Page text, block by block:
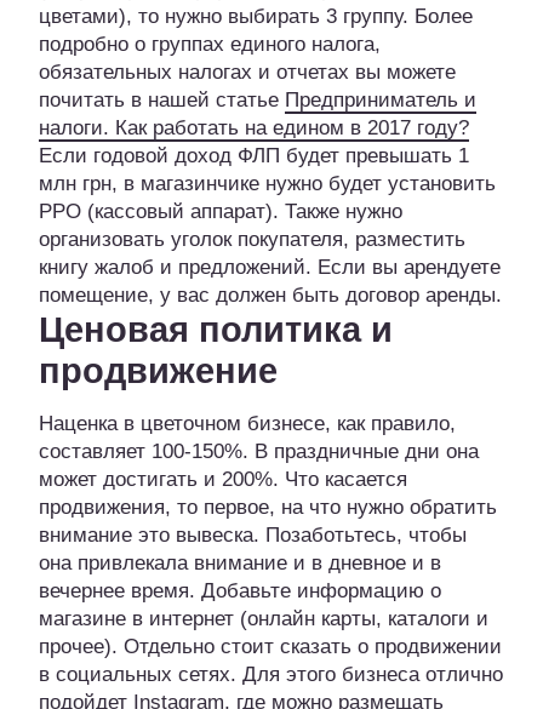
цветами), то нужно выбирать 3 группу. Более
подробно о группах единого налога,
обязательных налогах и отчетах вы можете
почитать в нашей статье Предприниматель и
налоги. Как работать на едином в 2017 году?
Если годовой доход ФЛП будет превышать 1
млн грн, в магазинчике нужно будет установить
РРО (кассовый аппарат). Также нужно
организовать уголок покупателя, разместить
книгу жалоб и предложений. Если вы арендуете
помещение, у вас должен быть договор аренды.
Ценовая политика и
продвижение
Наценка в цветочном бизнесе, как правило,
составляет 100-150%. В праздничные дни она
может достигать и 200%. Что касается
продвижения, то первое, на что нужно обратить
внимание это вывеска. Позаботьтесь, чтобы
она привлекала внимание и в дневное и в
вечернее время. Добавьте информацию о
магазине в интернет (онлайн карты, каталоги и
прочее). Отдельно стоит сказать о продвижении
в социальных сетях. Для этого бизнеса отлично
подойдет Instagram, где можно размещать